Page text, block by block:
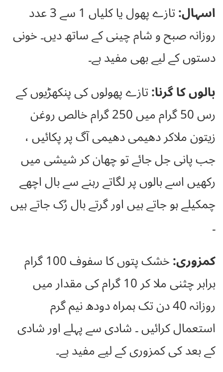
اسہال:
تازے پھول یا کلیاں 1 سے 3 عدد
روزانہ صبح و شام چینی کے ساتھ دیں۔ خونی
دستوں کے لیے بھی مفید ہے۔
بالوں کا گرنا:تازے پھولوں کی پنکھڑیوں کے
رس 50 گرام میں 250 گرام خالص روغن
زیتون ملاکر دھیمی دھیمی آگ پر پکائیں ،
جب پانی جل جائے تو چھان کر شیشی میں
رکھیں اسے بالوں پر لگاتے رہنے سے بال اچھے
چمکیلے ہو جاتے ہیں اور گرتے بال رُک جاتے ہیں
۔
کمزوری:
خشک پتوں کا سفوف 100 گرام
برابر چثنی ملا کر 10 گرام کی مقدار میں
روزانہ 40 دن تک ہمراہ دودھ نیم گرم
استعمال کرائیں ۔ شادی سے پہلے اور شادی
کے بعد کی کمزوری کے لیے مفید ہے۔